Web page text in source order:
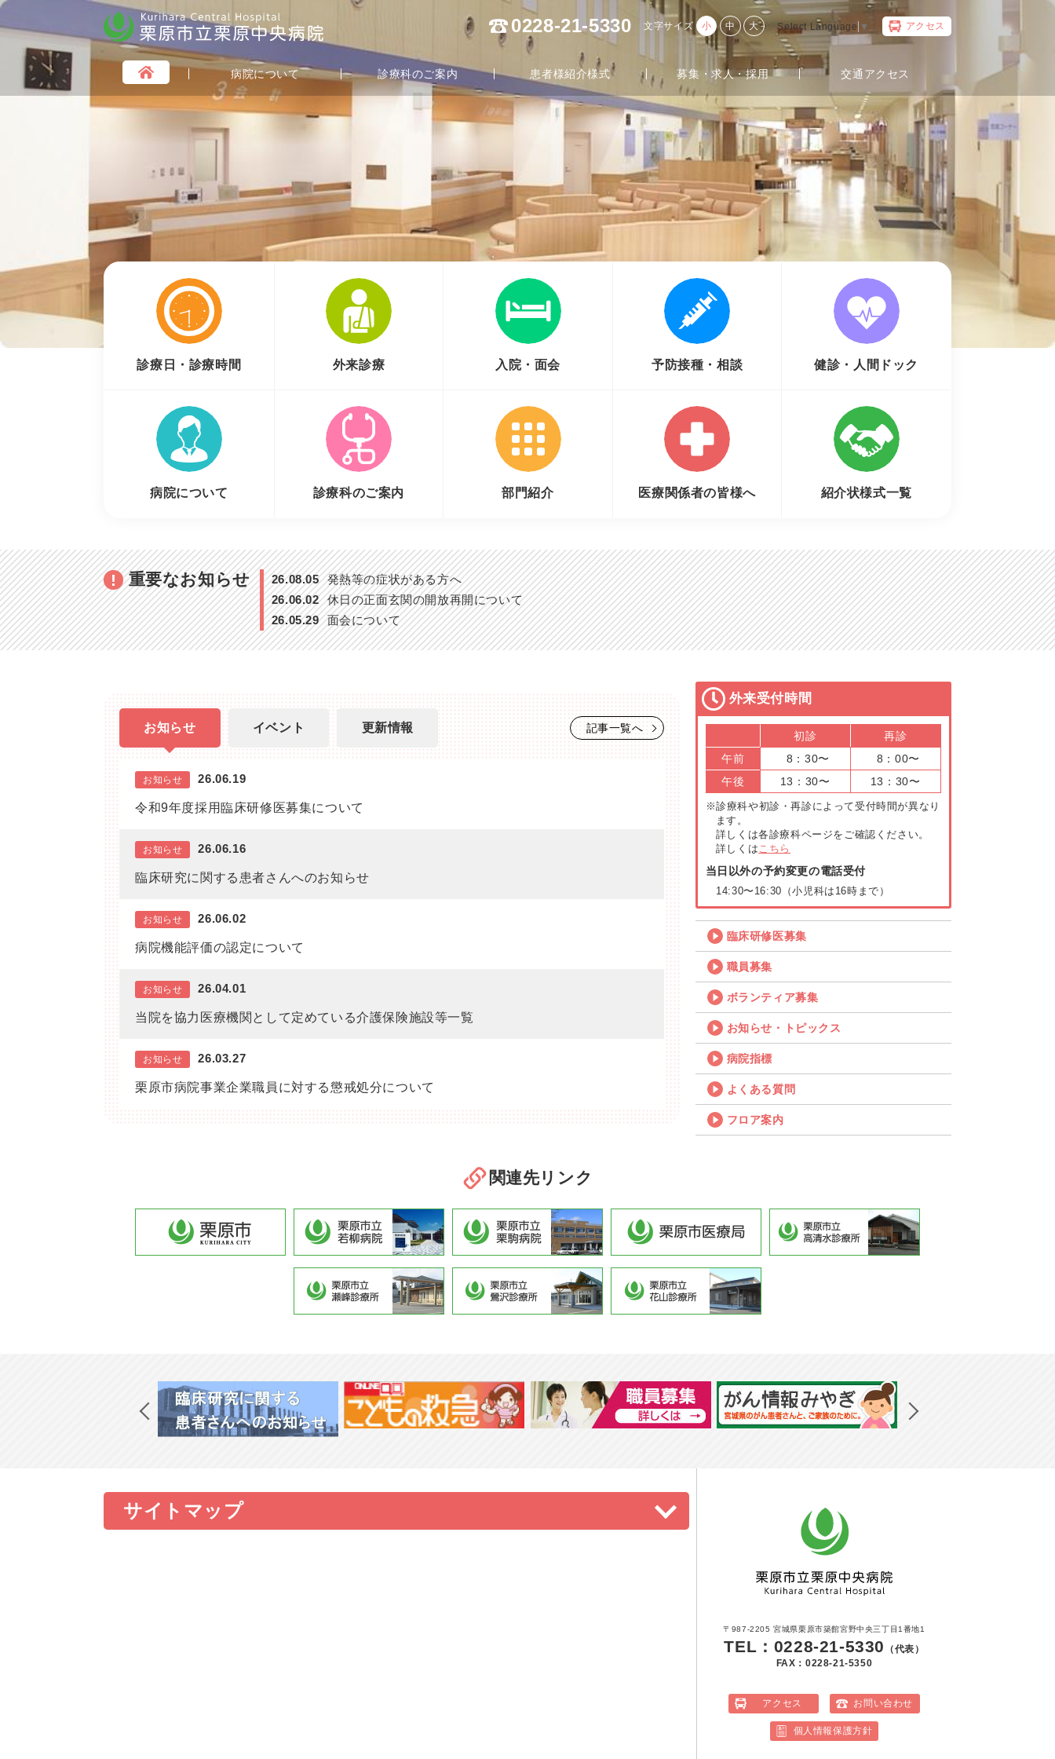
栗原市立栗原中央病院 電話番号
0228-21-5330 文字サイズ 小 中 大 Select Language ▼ アクセス
病院について 診療科のご案内 患者様紹介様式 募集・求人・採用 交通アクセス
診療日・診療時間 外来診療 入院・面会 予防接種・相談 健診・人間ドック
病院について 診療科のご案内 部門紹介 医療関係者の皆様へ 紹介状様式一覧
重要なお知らせ 26.08.05 発熱等の症状がある方へ
26.06.02 休日の正面玄関の開放再開について
26.05.29 面会について
お知らせ イベント 更新情報
お知らせ 26.06.19
令和9年度採用臨床研修医募集について
お知らせ 26.06.16
臨床研究に関する患者さんへのお知らせ
お知らせ 26.06.02
病院機能評価の認定について
お知らせ 26.04.01
当院を協力医療機関として定めている介護保険施設等一覧
お知らせ 26.03.27
栗原市病院事業企業職員に対する懲戒処分について
記事一覧へ
外来受付時間
初診
再診
午前
8：30〜
8：00〜
午後
13：30〜 13：30〜
※診療科や初診・再診によって受付時間が異なり
ます。
詳しくは各診療科ページをご確認ください。
詳しくはこちら
当日以外の予約変更の電話受付
14:30〜16:30（小児科は16時まで）
臨床研修医募集
職員募集
ボランティア募集
お知らせ・トピックス
病院指標
よくある質問
フロア案内
関連先リンク
サイトマップ
〒987-2205 宮城県栗原市築館宮野中央三丁目1番地1
TEL：0228-21-5330
（代表）
FAX：0228-21-5350
アクセス お問い合わせ
個人情報保護方針